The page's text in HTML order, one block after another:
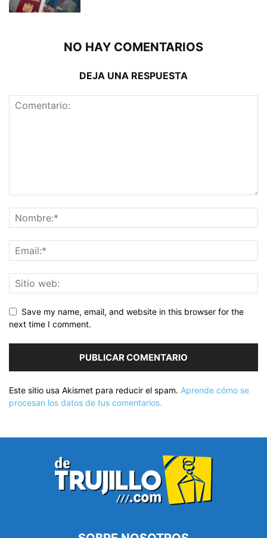
NO HAY COMENTARIOS
DEJA UNA RESPUESTA
Save my name, email, and website in this browser for the
next time I comment.
Este sitio usa Akismet para reducir el spam. Aprende cómo se
procesan los datos de tus comentarios.